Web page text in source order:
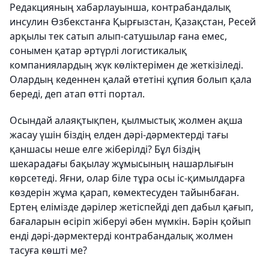
Редакцияның хабарлауынша, контрабандалық
инсулин Өзбекстанға Қырғызстан, Қазақстан, Ресей
арқылы тек сатып алып-сатушылар ғана емес,
сонымен қатар әртүрлі логистикалық
компаниялардың жүк көліктерімен де жеткізіледі.
Олардың кеденнен қалай өтетіні құпия болып қала
береді, деп атап өтті портал.
Осындай алаяқтықпен, қылмыстық жолмен ақша
жасау үшін біздің елден дәрі-дәрмектерді тағы
қаншасы неше елге жіберілді? Бұл біздің
шекарадағы бақылау жұмысының нашарлығын
көрсетеді. Яғни, олар біле тұра осы іс-қимылдарға
көздерін жұма қарап, көмектесуден тайынбаған.
Ертең елімізде дәрілер жетіспейді деп дабыл қағып,
бағаларын өсіріп жіберуі әбен мүмкін. Бәрін қойып
енді дәрі-дәрмектерді контрабандалық жолмен
тасуға көшті ме?